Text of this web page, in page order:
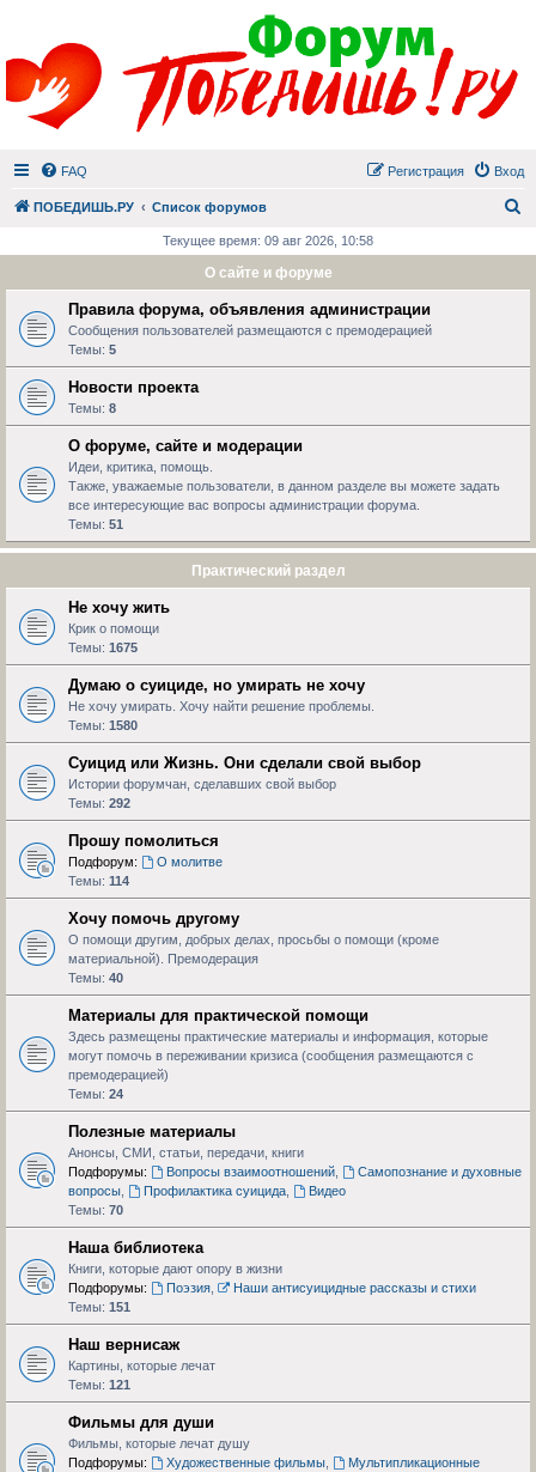
FAQ Вход
Регистрация
ПОБЕДИШЬ.РУ Список форумов
Текущее время: 09 авг 2026, 10:58
О сайте и форуме
Правила форума, объявления администрации
Сообщения пользователей размещаются с премодерацией
Темы: 5
Новости проекта
Темы: 8
О форуме, сайте и модерации
Идеи, критика, помощь.
Также, уважаемые пользователи, в данном разделе вы можете задать
все интересующие вас вопросы администрации форума.
Темы: 51
Практический раздел
Не хочу жить
Крик о помощи
Темы: 1675
Думаю о суициде, но умирать не хочу
Не хочу умирать. Хочу найти решение проблемы.
Темы: 1580
Суицид или Жизнь. Они сделали свой выбор
Истории форумчан, сделавших свой выбор
Темы: 292
Прошу помолиться
Подфорум:
О молитве
Темы: 114
Хочу помочь другому
О помощи другим, добрых делах, просьбы о помощи (кроме
материальной). Премодерация
Темы: 40
Материалы для практической помощи
Здесь размещены практические материалы и информация, которые
могут помочь в переживании кризиса (сообщения размещаются с
премодерацией)
Темы: 24
Полезные материалы
Анонсы, СМИ, статьи, передачи, книги
Подфорумы:
Вопросы взаимоотношений,
Самопознание и духовные
вопросы
Профилактика суицида,
Видео
Темы: 70
Наша библиотека
Книги, которые дают опору в жизни
Подфорумы:
Поэзия,
Наши антисуицидные рассказы и стихи
Темы: 151
Наш вернисаж
Картины, которые лечат
Темы: 121
Фильмы для души
Фильмы, которые лечат душу
Подфорумы:
Художественные фильмы,
Мультипликационные